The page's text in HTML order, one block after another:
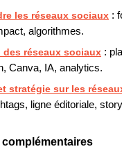
les réseaux sociaux :
algorithmes.
des réseaux sociaux :
Canva, IA, analytics.
stratégie sur les
ligne éditoriale,
complémentaires